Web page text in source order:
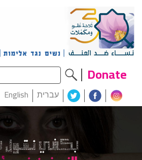
Donate
עברית English